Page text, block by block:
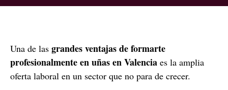
Una de las grandes ventajas de formarte
profesionalmente en uñas en Valencia es la amplia
oferta laboral en un sector que no para de crecer.